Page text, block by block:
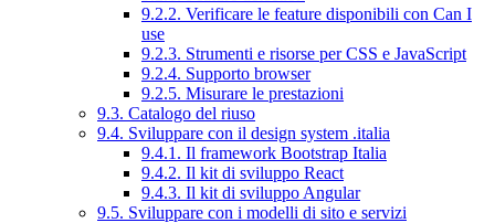
9.2.2. Verificare le feature disponibili con Can I
use
9.2.3. Strumenti e risorse per CSS e JavaScript
9.2.4. Supporto browser
9.2.5. Misurare le prestazioni
9.3. Catalogo del riuso
9.4. Sviluppare con il design system .italia
9.4.1. Il framework Bootstrap Italia
9.4.2. Il kit di sviluppo React
9.4.3. Il kit di sviluppo Angular
9.5. Sviluppare con i modelli di sito e servizi